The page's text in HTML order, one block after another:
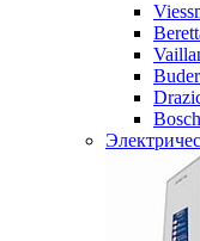
Bosch